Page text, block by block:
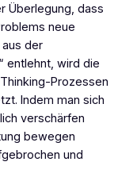
Überlegung, dass
neue
der
entlehnt, wird die
Prozessen
Indem man sich
verschärfen
bewegen
und